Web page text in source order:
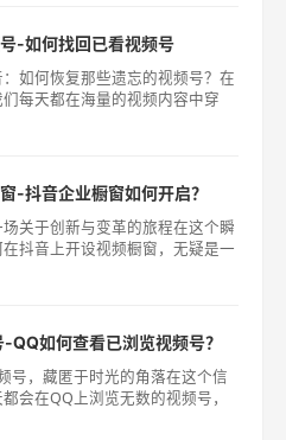
-如何找回已看视频号
如何恢复那些遗忘的视频号？在
每天都在海量的视频内容中穿
-抖音企业橱窗如何开启？
关于创新与变革的旅程在这个瞬
抖音上开设视频橱窗，无疑是一
如何查看已浏览视频号？
号，藏匿于时光的角落在这个信
会在QQ上浏览无数的视频号，